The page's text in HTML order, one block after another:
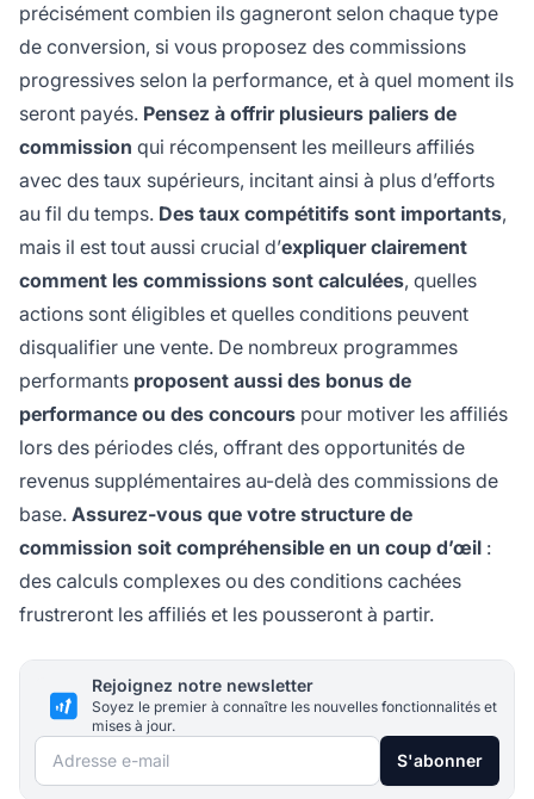
précisément combien ils gagneront selon chaque type
de conversion, si vous proposez des commissions
progressives selon la performance, et à quel moment ils
seront payés. Pensez à offrir plusieurs paliers de
commission qui récompensent les meilleurs affiliés
avec des taux supérieurs, incitant ainsi à plus d’efforts
au fil du temps. Des taux compétitifs sont importants,
mais il est tout aussi crucial d’expliquer clairement
comment les commissions sont calculées, quelles
actions sont éligibles et quelles conditions peuvent
disqualifier une vente. De nombreux programmes
performants proposent aussi des bonus de
performance ou des concours pour motiver les affiliés
lors des périodes clés, offrant des opportunités de
revenus supplémentaires au-delà des commissions de
base. Assurez-vous que votre structure de
commission soit compréhensible en un coup d’œil :
des calculs complexes ou des conditions cachées
frustreront les affiliés et les pousseront à partir.
Rejoignez notre newsletter
Soyez le premier à connaître les nouvelles fonctionnalités et
mises à jour.
Adresse e-mail S'abonner